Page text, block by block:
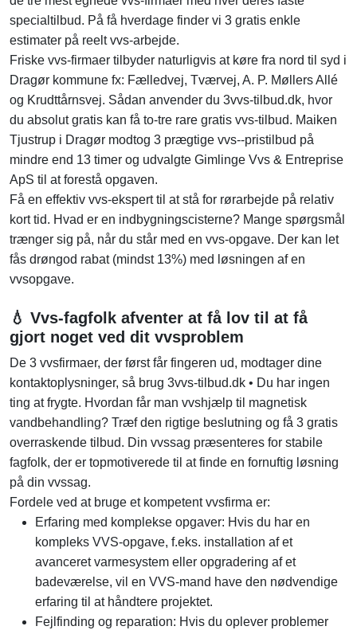
specialtilbud. På få hverdage finder vi 3 gratis enkle
estimater på reelt vvs-arbejde.
Friske vvs-firmaer tilbyder naturligvis at køre fra nord til syd i
Dragør kommune fx: Fælledvej, Tværvej, A. P. Møllers Allé
og Krudttårnsvej. Sådan anvender du 3vvs-tilbud.dk, hvor
du absolut gratis kan få to-tre rare gratis vvs-tilbud. Maiken
Tjustrup i Dragør modtog 3 prægtige vvs--pristilbud på
mindre end 13 timer og udvalgte Gimlinge Vvs & Entreprise
ApS til at forestå opgaven.
Få en effektiv vvs-ekspert til at stå for rørarbejde på relativ
kort tid. Hvad er en indbygningscisterne? Mange spørgsmål
trænger sig på, når du står med en vvs-opgave. Der kan let
fås drøngod rabat (mindst 13%) med løsningen af en
vvsopgave.
💧 Vvs-fagfolk afventer at få lov til at få
gjort noget ved dit vvsproblem
De 3 vvsfirmaer, der først får fingeren ud, modtager dine
kontaktoplysninger, så brug 3vvs-tilbud.dk • Du har ingen
ting at frygte. Hvordan får man vvshjælp til magnetisk
vandbehandling? Træf den rigtige beslutning og få 3 gratis
overraskende tilbud. Din vvssag præsenteres for stabile
fagfolk, der er topmotiverede til at finde en fornuftig løsning
på din vvssag.
Fordele ved at bruge et kompetent vvsfirma er:
Erfaring med komplekse opgaver: Hvis du har en
kompleks VVS-opgave, f.eks. installation af et
avanceret varmesystem eller opgradering af et
badeværelse, vil en VVS-mand have den nødvendige
erfaring til at håndtere projektet.
Fejlfinding og reparation: Hvis du oplever problemer